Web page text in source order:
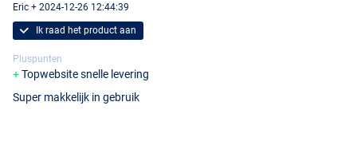
Eric + 2024-12-26 12:44:39
Ik raad het product aan
Pluspunten
Topwebsite snelle levering
Super makkelijk in gebruik